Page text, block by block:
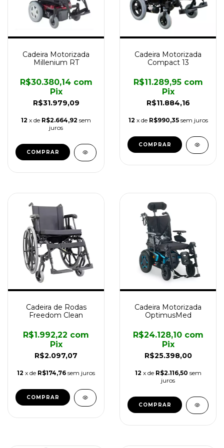
Cadeira Motorizada
Millenium RT
R$31.979,09
R$30.380,14 com
Pix
12 x de R$2.664,92 sem
juros
Cadeira Motorizada
Compact 13
R$11.884,16
R$11.289,95 com
Pix
12 x de R$990,35 sem juros
Cadeira de Rodas
Freedom Clean
R$2.097,07
R$1.992,22 com
Pix
12 x de R$174,76 sem juros
Cadeira Motorizada
OptimusMed
R$25.398,00
R$24.128,10 com
Pix
12 x de R$2.116,50 sem
juros